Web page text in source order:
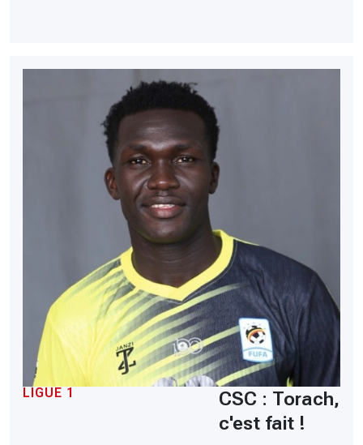
LIGUE 1
CSC : Torach,
c'est fait !